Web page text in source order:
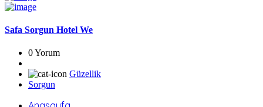
Safa Sorgun Hotel We
0 Yorum
Güzellik
Sorgun